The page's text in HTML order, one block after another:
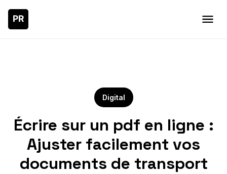
Digital
Écrire sur un pdf en ligne :
Ajuster facilement vos
documents de transport